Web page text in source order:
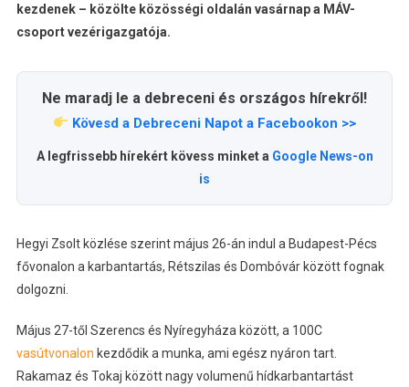
kezdenek – közölte közösségi oldalán vasárnap a MÁV-
csoport vezérigazgatója.
Ne maradj le a debreceni és országos hírekről!
Kövesd a Debreceni Napot a Facebookon >>
A legfrissebb hírekért kövess minket a Google News-on
is
Hegyi Zsolt közlése szerint május 26-án indul a Budapest-Pécs
fővonalon a karbantartás, Rétszilas és Dombóvár között fognak
dolgozni.
Május 27-től Szerencs és Nyíregyháza között, a 100C
vasútvonalon kezdődik a munka, ami egész nyáron tart.
Rakamaz és Tokaj között nagy volumenű hídkarbantartást